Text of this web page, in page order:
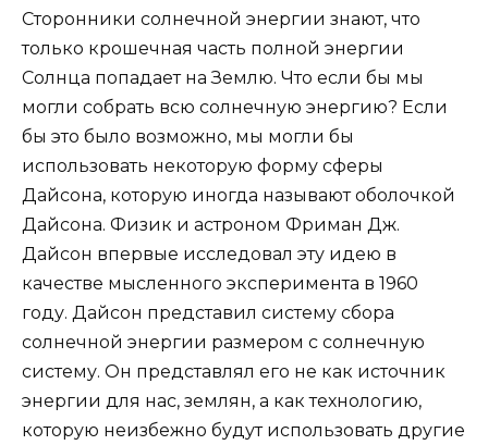
Сторонники солнечной энергии знают, что
только крошечная часть полной энергии
Солнца попадает на Землю. Что если бы мы
могли собрать всю солнечную энергию? Если
бы это было возможно, мы могли бы
использовать некоторую форму сферы
Дайсона, которую иногда называют оболочкой
Дайсона. Физик и астроном Фриман Дж.
Дайсон впервые исследовал эту идею в
качестве мысленного эксперимента в 1960
году. Дайсон представил систему сбора
солнечной энергии размером с солнечную
систему. Он представлял его не как источник
энергии для нас, землян, а как технологию,
которую неизбежно будут использовать другие